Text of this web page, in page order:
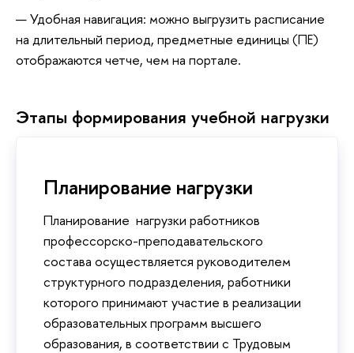
Удобная навигация: можно выгрузить расписание
на длительный период, предметные единицы (ПЕ)
отображаются четче, чем на портале.
Этапы формирования учебной нагрузки
Планирование нагрузки
Планирование нагрузки работников
профессорско-преподавательского
состава осуществляется руководителем
структурного подразделения, работники
которого принимают участие в реализации
образовательных программ высшего
образования, в соответствии с Трудовым